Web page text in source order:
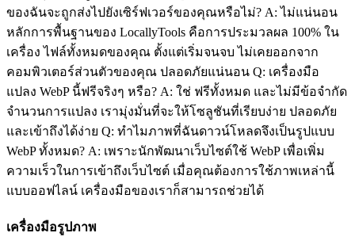
ของฉันจะถูกส่งไปยังเซิร์ฟเวอร์ของคุณหรือไม่? A: ไม่แน่นอน
หลักการพื้นฐานของ LocallyTools คือการประมวลผล 100% ใน
เครื่อง ไฟล์ทั้งหมดของคุณ ตั้งแต่เริ่มจนจบ ไม่เคยออกจาก
คอมพิวเตอร์ส่วนตัวของคุณ ปลอดภัยแน่นอน Q: เครื่องมือ
แปลง WebP นี้ฟรีจริงๆ หรือ? A: ใช่ ฟรีทั้งหมด และไม่มีข้อจำกัด
จำนวนการแปลง เรามุ่งมั่นที่จะให้โซลูชันที่เรียบง่าย ปลอดภัย
และเข้าถึงได้ง่าย Q: ทำไมภาพที่ฉันดาวน์โหลดจึงเป็นรูปแบบ
WebP ทั้งหมด? A: เพราะนักพัฒนาเว็บไซต์ใช้ WebP เพื่อเพิ่ม
ความเร็วในการเข้าถึงเว็บไซต์ เมื่อคุณต้องการใช้ภาพเหล่านี้
แบบออฟไลน์ เครื่องมือของเราก็สามารถช่วยได้
เครื่องมือรูปภาพ